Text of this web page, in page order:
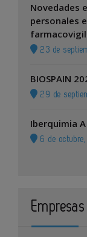
Novedades
personales
23 de
BIOSPAIN
29 de
Iberquimia
6 de
Empresas